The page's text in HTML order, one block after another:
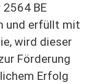
BE
und erfüllt mit
wird dieser
Förderung
Erfolg